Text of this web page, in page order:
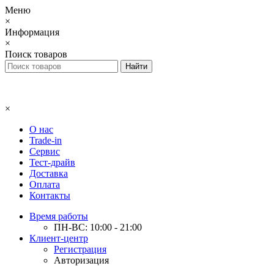
Меню
×
Информация
×
Поиск товаров
×
О нас
Trade-in
Сервис
Тест-драйв
Доставка
Оплата
Контакты
Время работы
ПН-ВС: 10:00 - 21:00
Клиент-центр
Регистрация
Авторизация